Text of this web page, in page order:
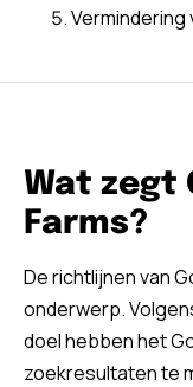
Wat zegt
Farms?
De richtlijnen van
onderwerp.
doel hebben het
zoekresultaten te